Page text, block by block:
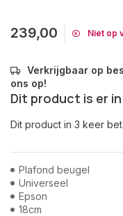
239,00 Niet op
Verkrijgbaar op
ons op!
Dit product is er
Dit product in 3 keer
Plafond beugel
Universeel
Epson
18cm